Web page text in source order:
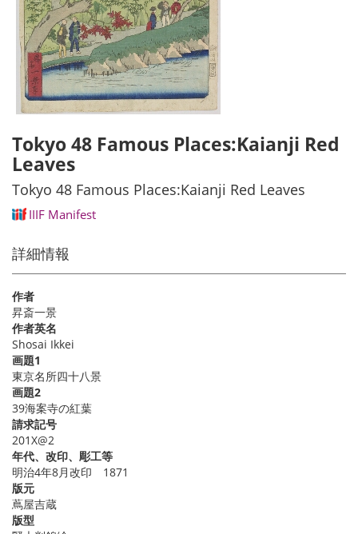
Tokyo 48 Famous Places:Kaianji Red
Leaves
Tokyo 48 Famous Places:Kaianji Red Leaves
IIIF Manifest
詳細情報
作者
昇斎一景
作者英名
Shosai Ikkei
画題1
東京名所四十八景
画題2
39海案寺の紅葉
請求記号
201X@2
年代、改印、彫工等
明治4年8月改印 1871
版元
蔦屋吉蔵
版型